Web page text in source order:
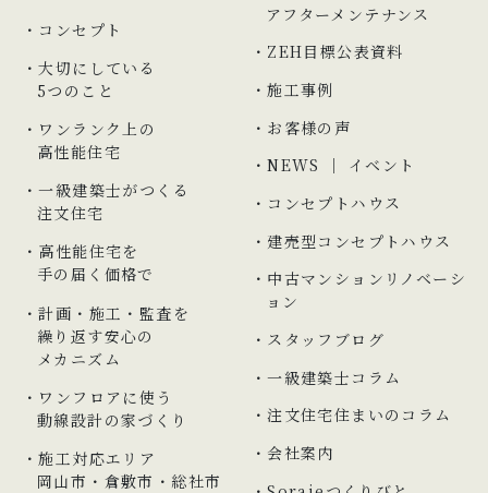
コンセプト
大切にしている
5つのこと
ワンランク上の
高性能住宅
一級建築士がつくる
注文住宅
高性能住宅を
手の届く価格で
計画・施工・監査を
繰り返す安心の
メカニズム
ワンフロアに使う
動線設計の家づくり
施工対応エリア
岡山市 ・ 倉敷市 ・総社市
アフターメンテナンス
ZEH目標公表資料
施工事例
お客様の声
NEWS ｜ イベント
コンセプトハウス
建売型コンセプトハウス
中古マンションリノベーシ
ョン
スタッフブログ
一級建築士コラム
注文住宅住まいのコラム
会社案内